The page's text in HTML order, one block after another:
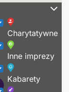
Charytatywne
Inne imprezy
Kabarety